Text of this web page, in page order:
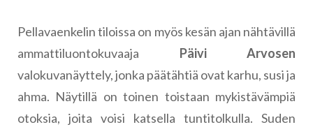
Pellavaenkelin tiloissa on myös kesän ajan nähtävillä
ammattiluontokuvaaja Päivi Arvosen
valokuvanäyttely, jonka päätähtiä ovat karhu, susi ja
ahma. Näytillä on toinen toistaan mykistävämpiä
otoksia, joita voisi katsella tuntitolkulla. Suden